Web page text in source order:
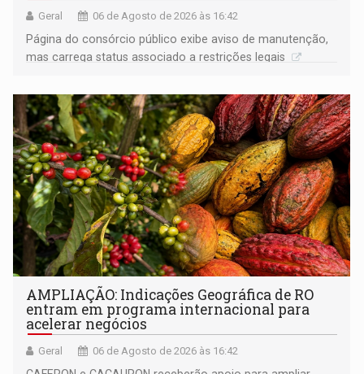
Geral 06 de Agosto de 2026 às 16:42
Página do consórcio público exibe aviso de manutenção,
mas carrega status associado a restrições legais
AMPLIAÇÃO: Indicações Geográfica de RO
entram em programa internacional para
acelerar negócios
Geral 06 de Agosto de 2026 às 16:42